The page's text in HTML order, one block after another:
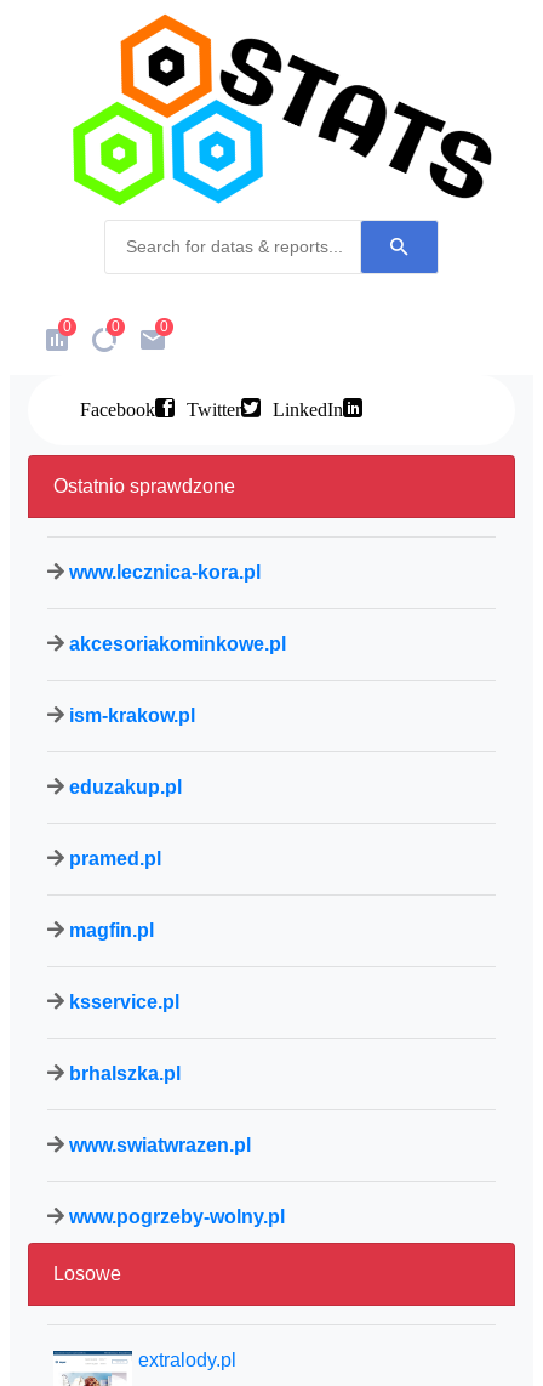
0 0 0
Facebook Twitter LinkedIn
Ostatnio sprawdzone
www.lecznica-kora.pl
akcesoriakominkowe.pl
ism-krakow.pl
eduzakup.pl
pramed.pl
magfin.pl
ksservice.pl
brhalszka.pl
www.swiatwrazen.pl
www.pogrzeby-wolny.pl
Losowe
extralody.pl